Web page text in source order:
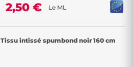
2,50 € Le ML
Tissu intissé spumbond noir 160 cm